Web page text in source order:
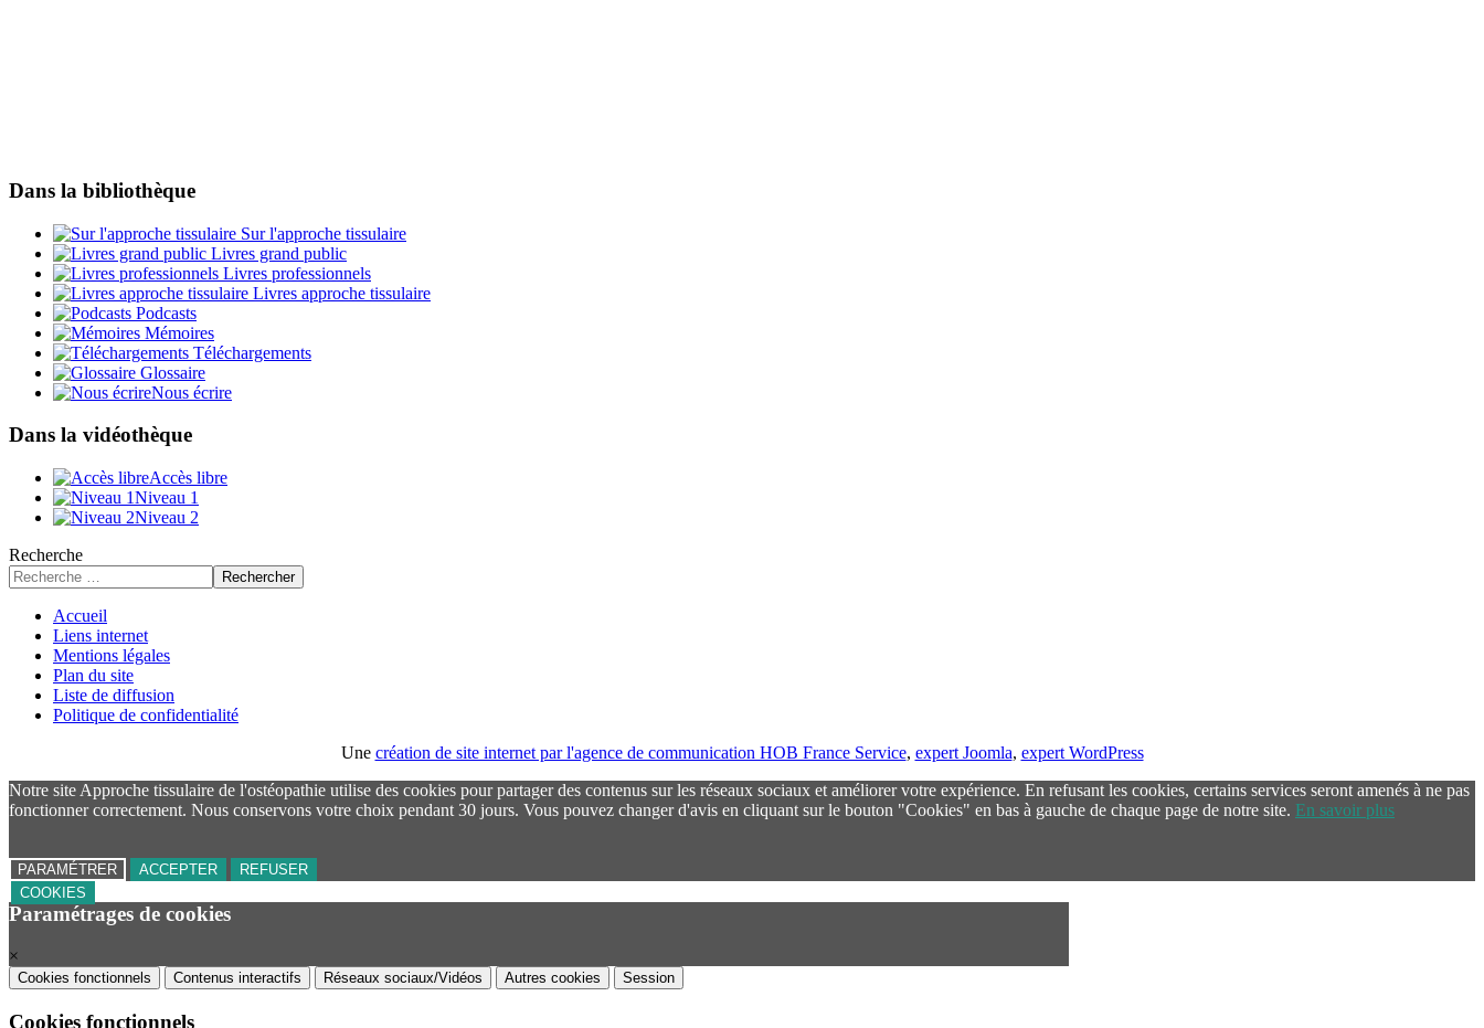
Dans la bibliothèque
Sur l'approche tissulaire
Livres grand public
Livres professionnels
Livres approche tissulaire
Podcasts
Mémoires
Téléchargements
Glossaire
Nous écrire
Dans la vidéothèque
Accès libre
Niveau 1
Niveau 2
Recherche
Rechercher
Accueil
Liens internet
Mentions légales
Plan du site
Liste de diffusion
Politique de confidentialité
Une création de site internet par l'agence de communication HOB France Service, expert Joomla, expert WordPress
Notre site Approche tissulaire de l'ostéopathie utilise des cookies pour partager des contenus sur les réseaux sociaux et améliorer votre expérience. En refusant les cookies, certains services seront amenés à ne pas
fonctionner correctement. Nous conservons votre choix pendant 30 jours. Vous pouvez changer d'avis en cliquant sur le bouton "Cookies" en bas à gauche de chaque page de notre site. En savoir plus
PARAMÉTRER ACCEPTER
REFUSER
COOKIES
Paramétrages de cookies
×
Cookies fonctionnels Contenus interactifs Réseaux sociaux/Vidéos Autres cookies Session
Cookies fonctionnels